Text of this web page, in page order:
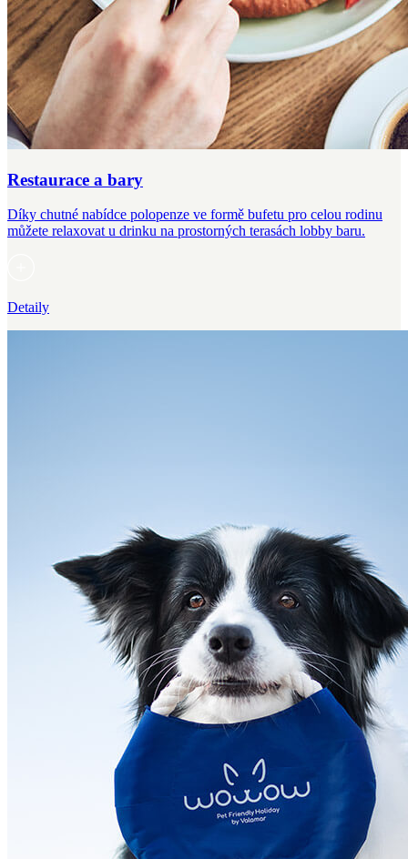
Restaurace a bary
Díky chutné nabídce polopenze ve formě bufetu pro celou rodinu
můžete relaxovat u drinku na prostorných terasách lobby baru.
Detaily